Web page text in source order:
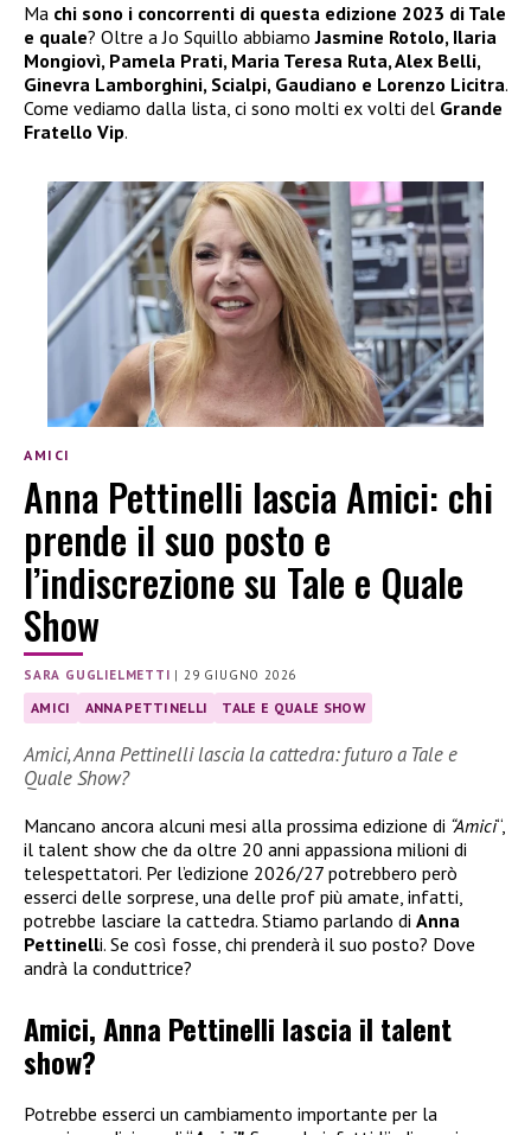
Ma chi sono i concorrenti di questa edizione 2023 di Tale
e quale? Oltre a Jo Squillo abbiamoJasmine Rotolo, Ilaria
Mongiovì, Pamela Prati, Maria Teresa Ruta, Alex Belli,
Ginevra Lamborghini, Scialpi, Gaudiano e Lorenzo Licitra.
Come vediamo dalla lista, ci sono molti ex volti del Grande
Fratello Vip.
AMICI
Anna Pettinelli lascia Amici: chi
prende il suo posto e
l’indiscrezione su Tale e Quale
Show
SARA GUGLIELMETTI | 29 GIUGNO 2026
AMICI ANNA PETTINELLI TALE E QUALE SHOW
Amici, Anna Pettinelli lascia la cattedra: futuro a Tale e
Quale Show?
Mancano ancora alcuni mesi alla prossima edizione di “Amici“,
il talent show che da oltre 20 anni appassiona milioni di
telespettatori. Per l’edizione 2026/27 potrebbero però
esserci delle sorprese, una delle prof più amate, infatti,
potrebbe lasciare la cattedra. Stiamo parlando di Anna
Pettinelli. Se così fosse, chi prenderà il suo posto? Dove
andrà la conduttrice?
Amici, Anna Pettinelli lascia il talent
show?
Potrebbe esserci un cambiamento importante per la